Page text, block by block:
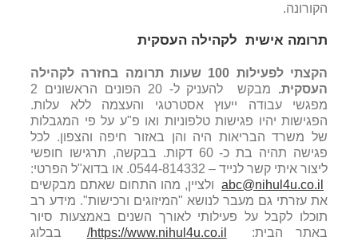
הקורונה.
תרומה אישית לקהילה העסקית
הקצתי לפעילות 100 שעות תרומה בחזרה לקהילה
העסקית.
מבקש להעניק ל- 20 הפונים הראשונים 2
מפגשי עבודה ייעוץ אסטרטגי והעצמה ללא עלות.
הפגישות יהיו פגישות טלפוניות ואו פ"ע על פי המגבלות
של משרד הבריאות היה והן באזור חיפה והצפון. לכל
פגישה תהיה בת כ- 60 דקות. בבקשה, תרגישו חופשי
ליצור איתי קשר לנייד – 0544-814332. או בדוא"ל הפרטי:
abc@nihul4u.co.il ולציין, מהו התחום שאתם מבקשים
את עזרתי גם מעבר לנושא "המיזוגים ורכישות". מידע רב
תוכלו לקבל על פעילותי לאורך השנים באמצעות סיור
באתר הבית:
https://www.nihul4u.co.il/
בבלוג